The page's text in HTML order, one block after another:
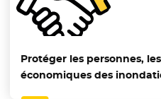
Protéger les personnes,
économiques des